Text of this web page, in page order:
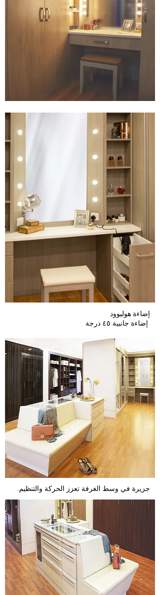
إضاءة هوليوود
إضاءة جانبية ٤٥
.جزيرة في وسط الغرفة تعزز الحركة والتنظيم